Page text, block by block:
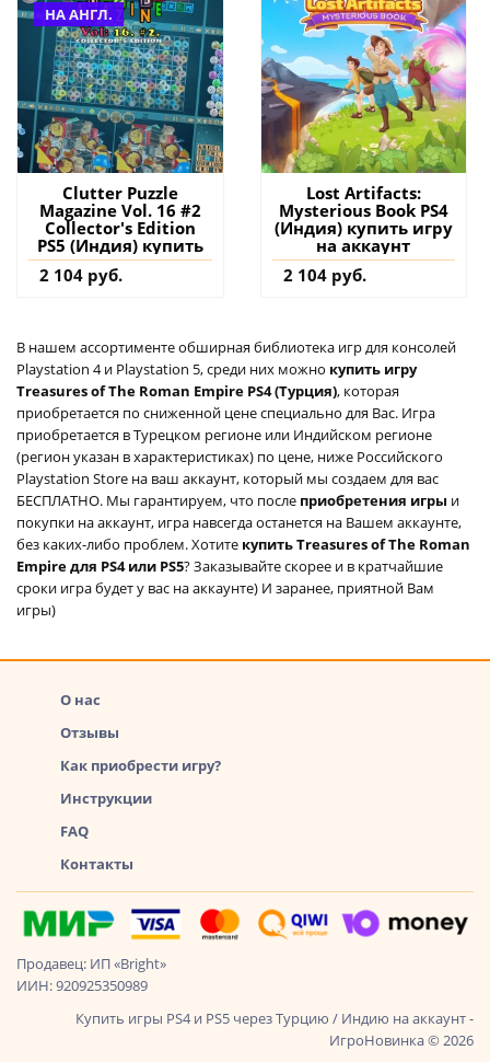
НА АНГЛ.
Clutter Puzzle
Magazine Vol. 16 #2
Collector's Edition
PS5 (Индия) купить
2 104 руб.
Lost Artifacts:
Mysterious Book PS4
(Индия) купить игру
на аккаунт
2 104 руб.
В нашем ассортименте обширная библиотека игр для консолей
Playstation 4 и Playstation 5, среди них можно купить игру
Treasures of The Roman Empire PS4 (Турция), которая
приобретается по сниженной цене специально для Вас. Игра
приобретается в Турецком регионе или Индийском регионе
(регион указан в характеристиках) по цене, ниже Российского
Playstation Store на ваш аккаунт, который мы создаем для вас
БЕСПЛАТНО. Мы гарантируем, что после приобретения игры и
покупки на аккаунт, игра навсегда останется на Вашем аккаунте,
без каких-либо проблем. Хотите купить Treasures of The Roman
Empire для PS4 или PS5? Заказывайте скорее и в кратчайшие
сроки игра будет у вас на аккаунте) И заранее, приятной Вам
игры)
О нас
Отзывы
Как приобрести игру?
Инструкции
FAQ
Контакты
Продавец: ИП «Bright»
ИИН: 920925350989
Купить игры PS4 и PS5 через Турцию / Индию на аккаунт -
ИгроНовинка © 2026